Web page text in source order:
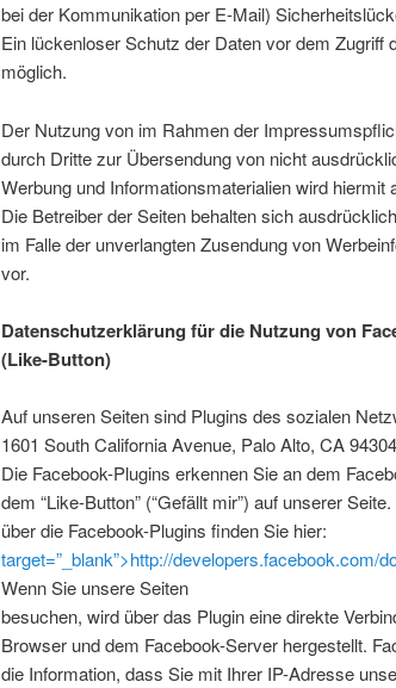
bei der Kommunikation per E-Mail)
Ein lückenloser Schutz der Daten vor dem Zugriff
möglich.
Der Nutzung von im Rahmen der
durch Dritte zur Übersendung von nicht
Werbung und Informationsmaterialien wird
Die Betreiber der Seiten behalten sich
im Falle der unverlangten Zusendung von
vor.
Datenschutzerklärung für die Nutzung von
(Like-Button)
Auf unseren Seiten sind Plugins des sozialen
1601 South California Avenue, Palo Alto, CA
Die Facebook-Plugins erkennen Sie an dem
dem “Like-Button” (“Gefällt mir”) auf unserer
über die Facebook-Plugins finden Sie hier:
target=”_blank”>http://developers.facebook.com/
Wenn Sie unsere Seiten
besuchen, wird über das Plugin eine direkte
Browser und dem Facebook-Server hergestellt.
die Information, dass Sie mit Ihrer IP-Adresse